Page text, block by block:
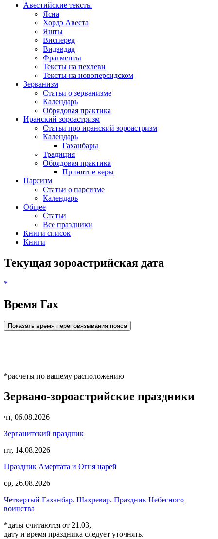
Авестийские тексты
Ясна
Хордэ Авеста
Яшты
Висперед
Видэвдад
Фрагменты
Тексты на пехлеви
Тексты на новоперсидском
Зерванизм
Статьи о зерванизме
Календарь
Обрядовая практика
Иранский зороастризм
Статьи про иранский зороастризм
Календарь
Гаханбары
Традиция
Обрядовая практика
Принятие веры
Парсизм
Статьи о парсизме
Календарь
Общее
Статьи
Все праздники
Книги список
Книги
Текущая зороастрийская дата
*
Время Гах
Показать время переповязывания пояса
*расчеты по вашему расположению
Зервано-зороастрийские праздники
чт, 06.08.2026
Зерванитский праздник
пт, 14.08.2026
Праздник Амертата и Огня царей
ср, 26.08.2026
Четвертый Гаханбар. Шахревар. Праздник Небесного
воинства
*даты считаются от 21.03,
дату и время праздника следует уточнять.